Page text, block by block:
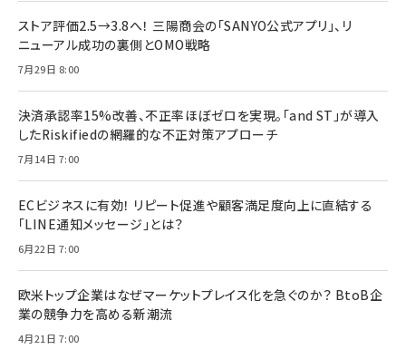
ストア評価2.5→3.8へ！ 三陽商会の「SANYO公式アプリ」、リ
ニューアル成功の裏側とOMO戦略
7月29日 8:00
決済承認率15%改善、不正率ほぼゼロを実現。「and ST」が導入
したRiskifiedの網羅的な不正対策アプローチ
7月14日 7:00
ECビジネスに有効！ リピート促進や顧客満足度向上に直結する
「LINE通知メッセージ」とは？
6月22日 7:00
欧米トップ企業はなぜマーケットプレイス化を急ぐのか？ BtoB企
業の競争力を高める新潮流
4月21日 7:00